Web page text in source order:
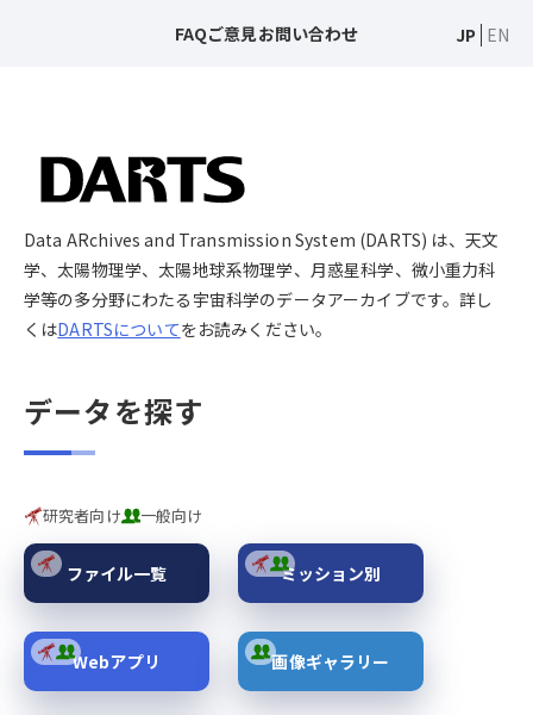
FAQご意見お問い合わせ JP EN
Data ARchives and Transmission System (DARTS) は、天文
学、太陽物理学、太陽地球系物理学、月惑星科学、微小重力科
学等の多分野にわたる宇宙科学のデータアーカイブです。詳し
くはDARTSについてをお読みください。
データを探す
研究者向け 一般向け
ファイル一覧 ミッション別
Webアプリ 画像ギャラリー